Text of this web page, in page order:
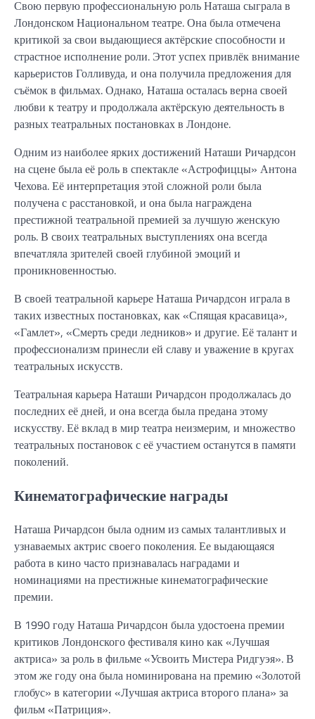
Свою первую профессиональную роль Наташа сыграла в
Лондонском Национальном театре. Она была отмечена
критикой за свои выдающиеся актёрские способности и
страстное исполнение роли. Этот успех привлёк внимание
карьеристов Голливуда, и она получила предложения для
съёмок в фильмах. Однако, Наташа осталась верна своей
любви к театру и продолжала актёрскую деятельность в
разных театральных постановках в Лондоне.
Одним из наиболее ярких достижений Наташи Ричардсон
на сцене была её роль в спектакле «Астрофиццы» Антона
Чехова. Её интерпретация этой сложной роли была
получена с расстановкой, и она была награждена
престижной театральной премией за лучшую женскую
роль. В своих театральных выступлениях она всегда
впечатляла зрителей своей глубиной эмоций и
проникновенностью.
В своей театральной карьере Наташа Ричардсон играла в
таких известных постановках, как «Спящая красавица»,
«Гамлет», «Смерть среди ледников» и другие. Её талант и
профессионализм принесли ей славу и уважение в кругах
театральных искусств.
Театральная карьера Наташи Ричардсон продолжалась до
последних её дней, и она всегда была предана этому
искусству. Её вклад в мир театра неизмерим, и множество
театральных постановок с её участием останутся в памяти
поколений.
Кинематографические награды
Наташа Ричардсон была одним из самых талантливых и
узнаваемых актрис своего поколения. Ее выдающаяся
работа в кино часто признавалась наградами и
номинациями на престижные кинематографические
премии.
В 1990 году Наташа Ричардсон была удостоена премии
критиков Лондонского фестиваля кино как «Лучшая
актриса» за роль в фильме «Усвоить Мистера Ридгуэя». В
этом же году она была номинирована на премию «Золотой
глобус» в категории «Лучшая актриса второго плана» за
фильм «Патриция».